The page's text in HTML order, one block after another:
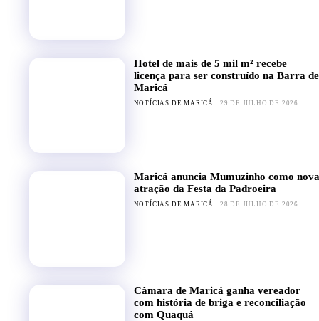
Hotel de mais de 5 mil m² recebe
licença para ser construído na Barra de
Maricá
NOTÍCIAS DE MARICÁ 29 DE JULHO DE 2026
Maricá anuncia Mumuzinho como nova
atração da Festa da Padroeira
NOTÍCIAS DE MARICÁ 28 DE JULHO DE 2026
Câmara de Maricá ganha vereador
com história de briga e reconciliação
com Quaquá